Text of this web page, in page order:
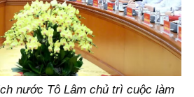
nước Tô Lâm chủ trì cuộc làm